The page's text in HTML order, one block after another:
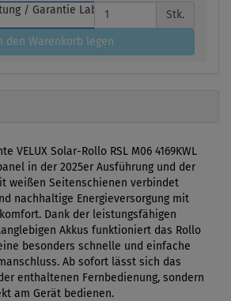
Stk.
den Warenkorb legen
VELUX Solar-Rollo RSL M06 4169KWL
in der 2025er Ausführung und der
weißen Seitenschienen verbindet
nachhaltige Energieversorgung mit
Dank der leistungsfähigen
Akkus funktioniert das Rollo
besonders schnelle und einfache
Ab sofort lässt sich das
enthaltenen Fernbedienung, sondern
am Gerät bedienen.